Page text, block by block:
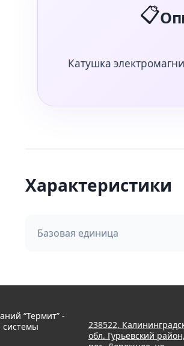
📋
Катушка
Характеристики
Базовая единица
“Термит” -
238522,
обл. Гурьевский район,